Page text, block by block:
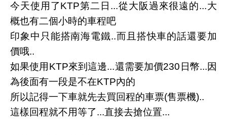
今天使用了KTP第二日...從大阪過來很遠的...大
概也有二個小時的車程吧
印象中只能搭南海電鐵..而且搭快車的話還要加
價哦..
如果使用KTP來到這邊...還需要加價230日幣...因
為後面有一段是不在KTP內的
所以記得一下車就先去買回程的車票(售票機)..
這樣回程就不用等了...直接去搶位置...